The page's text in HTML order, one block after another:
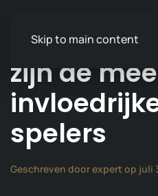
Skip to main content
Bekende
zijn de
spelers
Geschreven doorexpertop juli